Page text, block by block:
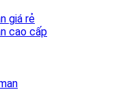
giá rẻ
cao cấp